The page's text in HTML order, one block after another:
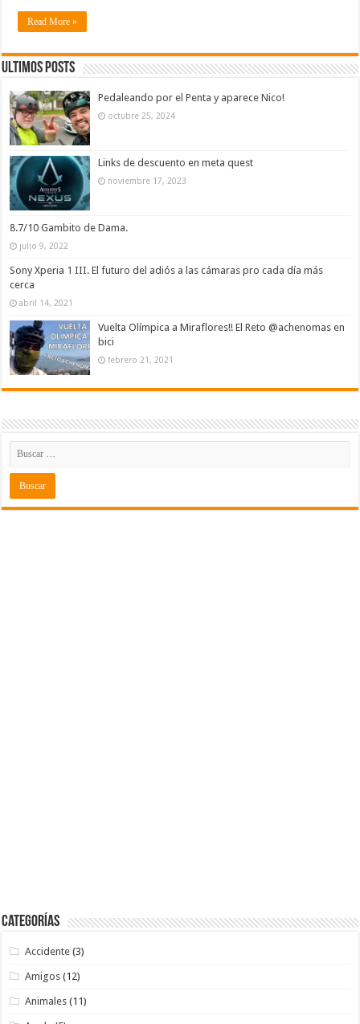
Read More »
Ultimos Posts
Pedaleando por el Penta y aparece Nico!
octubre 25, 2024
Links de descuento en meta quest
noviembre 17, 2023
8.7/10 Gambito de Dama.
julio 9, 2022
Sony Xperia 1 III. El futuro del adiós a las cámaras pro cada día más
cerca
abril 14, 2021
Vuelta Olímpica a Miraflores!! El Reto @achenomas en
bici
febrero 21, 2021
Categorías
Accidente (3)
Amigos (12)
Animales (11)